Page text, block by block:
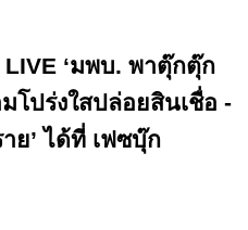
‘มพบ. พาตุ๊กตุ๊ก
โปร่งใสปล่อยสินเชื่อ -
ย’ ได้ที่ เฟซบุ๊ก